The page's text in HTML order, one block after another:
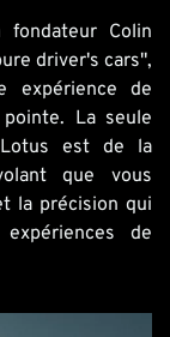
Colin
driver's cars",
expérience de
La seule
Lotus est de la
que vous
la précision qui
de